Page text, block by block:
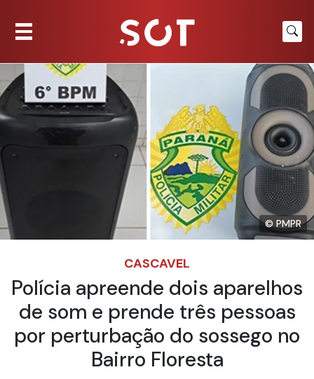
© PMPR
CASCAVEL
Polícia apreende dois aparelhos
de som e prende três pessoas
por perturbação do sossego no
Bairro Floresta